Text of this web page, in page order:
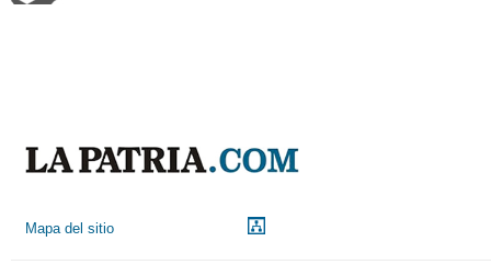
Mapa del sitio